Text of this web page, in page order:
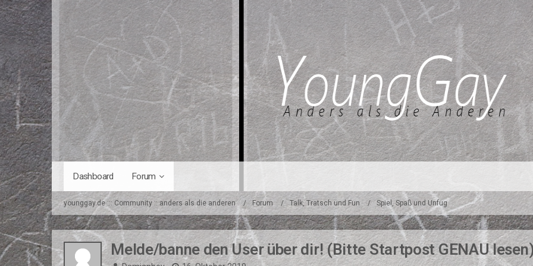
Dashboard Forum
younggay.de ::: Community :: anders als die anderen Forum Talk, Tratsch und Fun Spiel, Spaß und Unfug
Melde/banne den User über dir! (Bitte Startpost GENAU